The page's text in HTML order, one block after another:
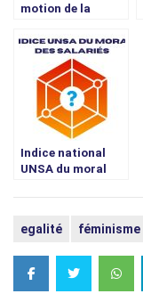
motion de la
BANQUES
ASSURANCES
Sociétés
Financières
Présentée au
Bureau National
du 22 Juin 2016
Indice national
UNSA du moral
egalité féminisme